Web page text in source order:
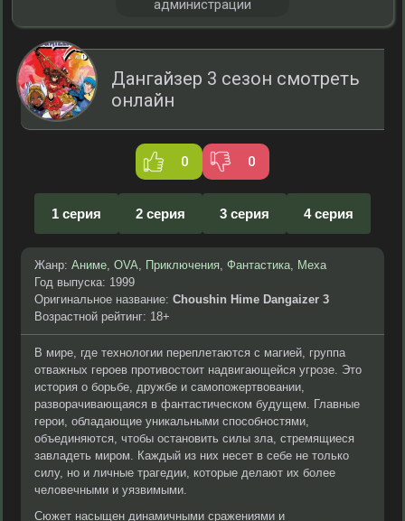
Дангайзер 3 сезон смотреть
онлайн
0 0
1 серия 2 серия 3 серия 4 серия
Жанр: Аниме, OVA, Приключения, Фантастика, Меха
Год выпуска: 1999
Оригинальное название: Choushin Hime Dangaizer 3
Возрастной рейтинг: 18+
В мире, где технологии переплетаются с магией, группа
отважных героев противостоит надвигающейся угрозе. Это
история о борьбе, дружбе и самопожертвовании,
разворачивающаяся в фантастическом будущем. Главные
герои, обладающие уникальными способностями,
объединяются, чтобы остановить силы зла, стремящиеся
завладеть миром. Каждый из них несет в себе не только
силу, но и личные трагедии, которые делают их более
человечными и уязвимыми.
Сюжет насыщен динамичными сражениями и
администрации